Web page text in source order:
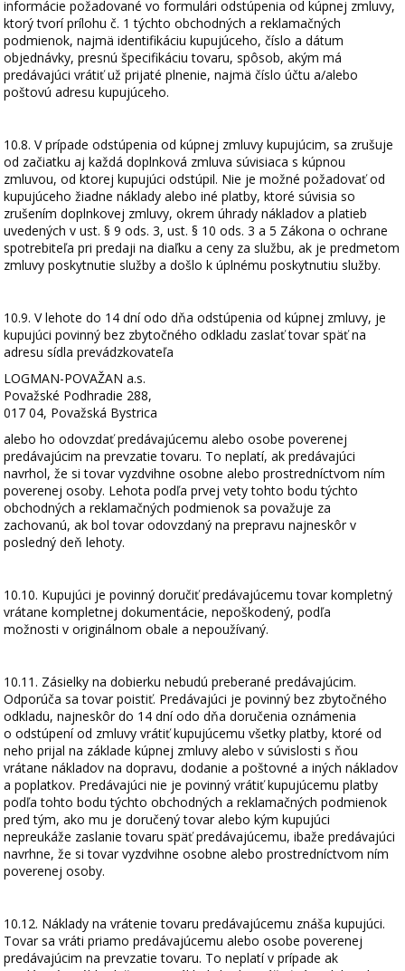
informácie požadované vo formulári odstúpenia od kúpnej zmluvy,
ktorý tvorí prílohu č. 1 týchto obchodných a reklamačných
podmienok, najmä identifikáciu kupujúceho, číslo a dátum
objednávky, presnú špecifikáciu tovaru, spôsob, akým má
predávajúci vrátiť už prijaté plnenie, najmä číslo účtu a/alebo
poštovú adresu kupujúceho.
10.8. V prípade odstúpenia od kúpnej zmluvy kupujúcim, sa zrušuje
od začiatku aj každá doplnková zmluva súvisiaca s kúpnou
zmluvou, od ktorej kupujúci odstúpil. Nie je možné požadovať od
kupujúceho žiadne náklady alebo iné platby, ktoré súvisia so
zrušením doplnkovej zmluvy, okrem úhrady nákladov a platieb
uvedených v ust. § 9 ods. 3, ust. § 10 ods. 3 a 5 Zákona o ochrane
spotrebiteľa pri predaji na diaľku a ceny za službu, ak je predmetom
zmluvy poskytnutie služby a došlo k úplnému poskytnutiu služby.
10.9. V lehote do 14 dní odo dňa odstúpenia od kúpnej zmluvy, je
kupujúci povinný bez zbytočného odkladu zaslať tovar späť na
adresu sídla prevádzkovateľa
LOGMAN-POVAŽAN a.s.
Považské Podhradie 288,
017 04, Považská Bystrica
alebo ho odovzdať predávajúcemu alebo osobe poverenej
predávajúcim na prevzatie tovaru. To neplatí, ak predávajúci
navrhol, že si tovar vyzdvihne osobne alebo prostredníctvom ním
poverenej osoby. Lehota podľa prvej vety tohto bodu týchto
obchodných a reklamačných podmienok sa považuje za
zachovanú, ak bol tovar odovzdaný na prepravu najneskôr v
posledný deň lehoty.
10.10. Kupujúci je povinný doručiť predávajúcemu tovar kompletný
vrátane kompletnej dokumentácie, nepoškodený, podľa
možnosti v originálnom obale a nepoužívaný.
10.11. Zásielky na dobierku nebudú preberané predávajúcim.
Odporúča sa tovar poistiť. Predávajúci je povinný bez zbytočného
odkladu, najneskôr do 14 dní odo dňa doručenia oznámenia
o odstúpení od zmluvy vrátiť kupujúcemu všetky platby, ktoré od
neho prijal na základe kúpnej zmluvy alebo v súvislosti s ňou
vrátane nákladov na dopravu, dodanie a poštovné a iných nákladov
a poplatkov. Predávajúci nie je povinný vrátiť kupujúcemu platby
podľa tohto bodu týchto obchodných a reklamačných podmienok
pred tým, ako mu je doručený tovar alebo kým kupujúci
nepreukáže zaslanie tovaru späť predávajúcemu, ibaže predávajúci
navrhne, že si tovar vyzdvihne osobne alebo prostredníctvom ním
poverenej osoby.
10.12. Náklady na vrátenie tovaru predávajúcemu znáša kupujúci.
Tovar sa vráti priamo predávajúcemu alebo osobe poverenej
predávajúcim na prevzatie tovaru. To neplatí v prípade ak